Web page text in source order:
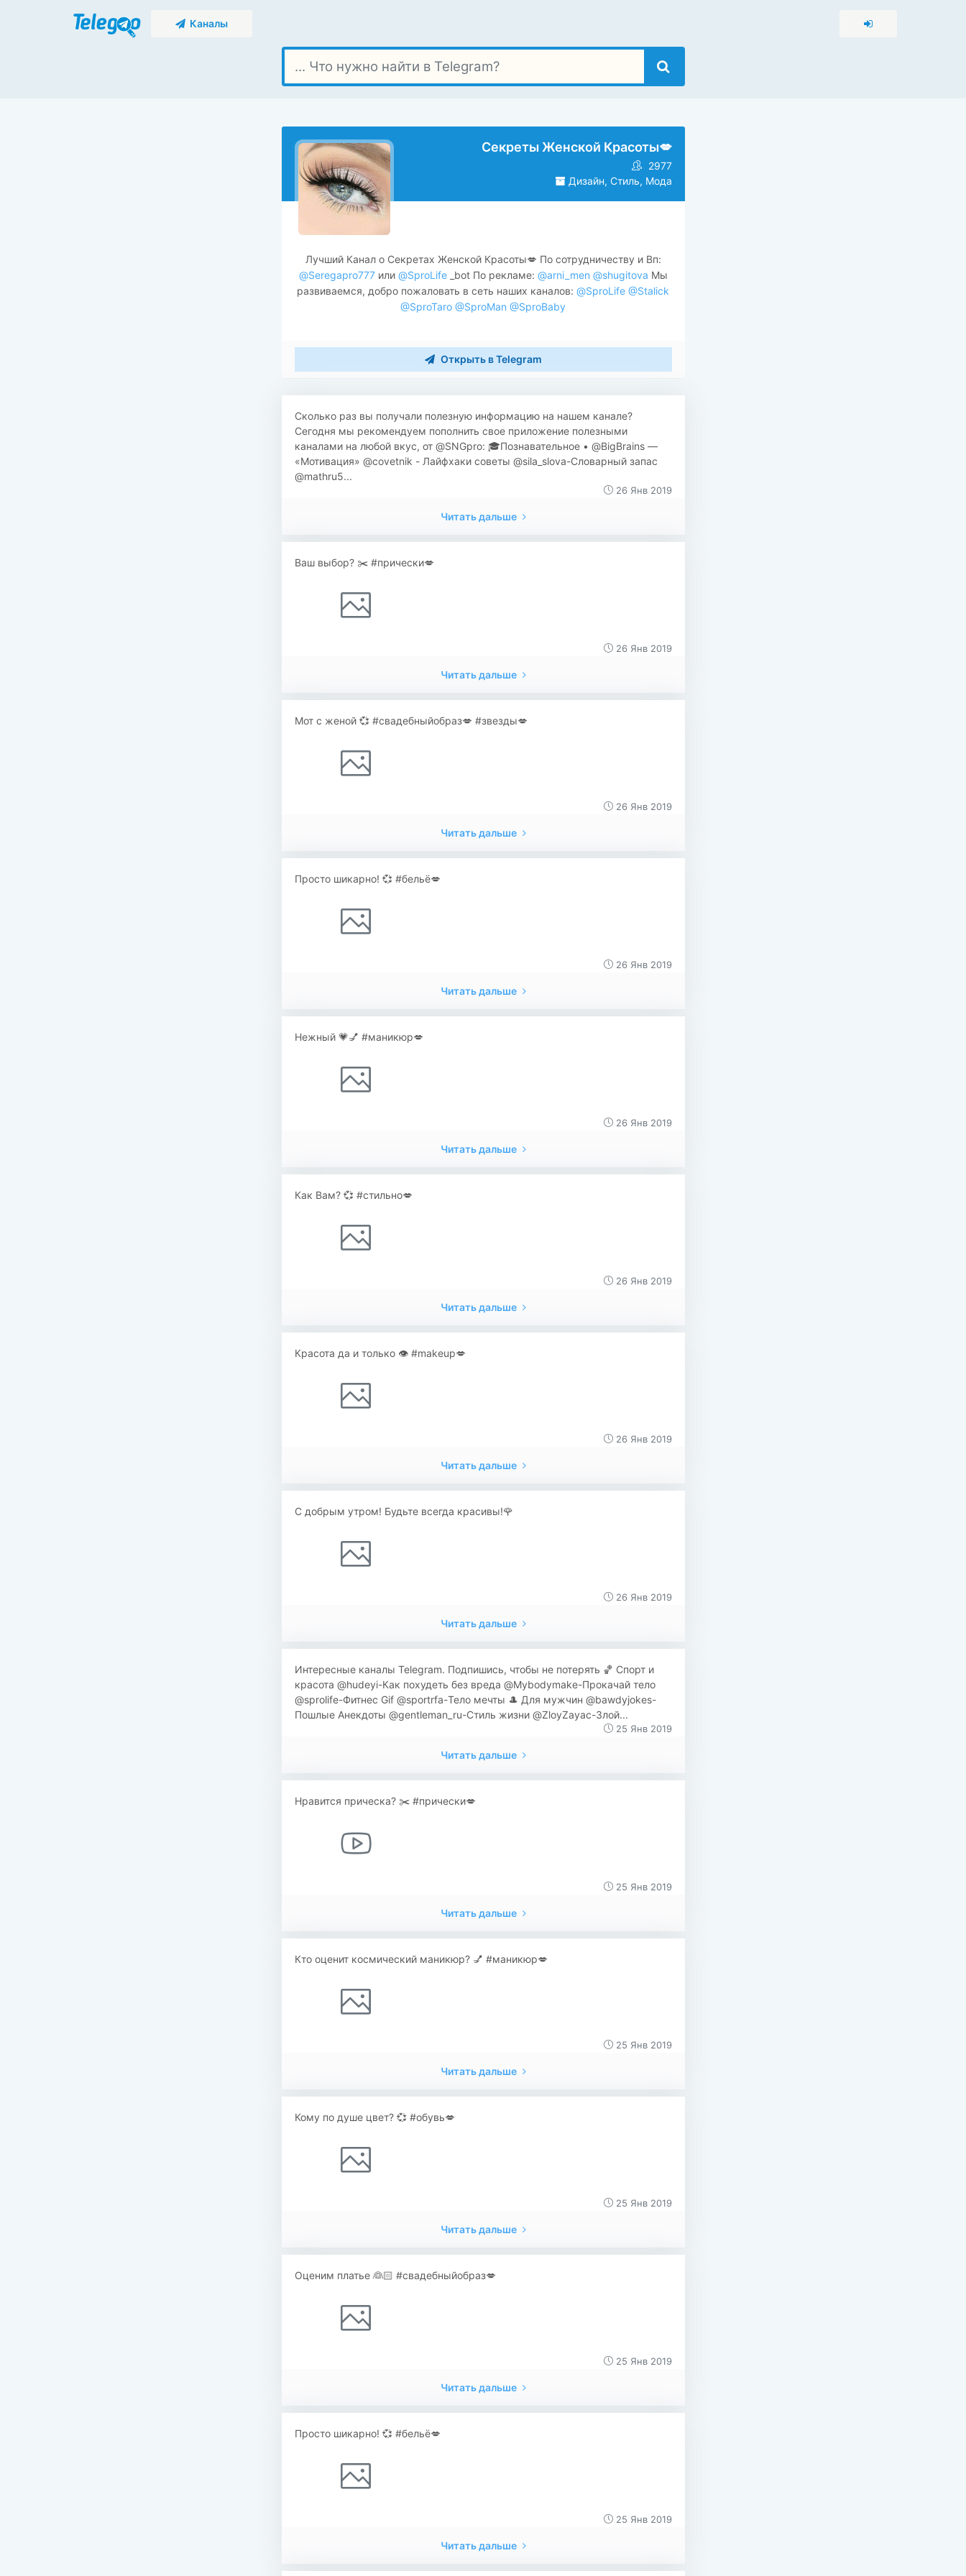
Каналы
Секреты Женской Красоты💋
2977
Дизайн, Стиль, Мода
Лучший Канал о Секретах Женской Красоты💋 По сотрудничеству и Вп:
@Seregapro777или@SproLife_bot По рекламе: @arni_men @shugitova Мы
развиваемся, добро пожаловать в сеть наших каналов: @SproLife @Stalick
@SproTaro @SproMan @SproBaby
Открыть в Telegram
Сколько раз вы получали полезную информацию на нашем канале?
Сегодня мы рекомендуем пополнить свое приложение полезными
каналами на любой вкус, от @SNGpro: 🎓Познавательное • @BigBrains —
«Мотивация» @covetnik - Лайфхаки советы @sila_slova-Словарный запас
@mathru5...
26 Янв 2019
Читать дальше
Ваш выбор? ✂️ #прически💋
26 Янв 2019
Читать дальше
Мот с женой 💞 #свадебныйобраз💋 #звезды💋
26 Янв 2019
Читать дальше
Просто шикарно! 💞 #бельё💋
26 Янв 2019
Читать дальше
Нежный 💗💅 #маникюр💋
26 Янв 2019
Читать дальше
Как Вам? 💞 #стильно💋
26 Янв 2019
Читать дальше
Красота да и только 👁 #makeup💋
26 Янв 2019
Читать дальше
С добрым утром! Будьте всегда красивы!🌹
26 Янв 2019
Читать дальше
Интересные каналы Telegram. Подпишись, чтобы не потерять 🏀 Спорт и
красота @hudeyi-Как похудеть без вреда @Mybodymake-Прокачай тело
@sprolife-Фитнес Gif @sportrfa-Тело мечты 🎩 Для мужчин @bawdyjokes-
Пошлые Анекдоты @gentleman_ru-Стиль жизни @ZloyZayac-Злой...
25 Янв 2019
Читать дальше
Нравится прическа? ✂️ #прически💋
25 Янв 2019
Читать дальше
Кто оценит космический маникюр? 💅 #маникюр💋
25 Янв 2019
Читать дальше
Кому по душе цвет? 💞 #обувь💋
25 Янв 2019
Читать дальше
Оценим платье 👰🏻 #свадебныйобраз💋
25 Янв 2019
Читать дальше
Просто шикарно! 💞 #бельё💋
25 Янв 2019
Читать дальше